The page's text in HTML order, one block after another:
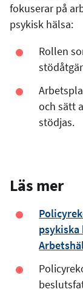
fokuserar på
psykisk hälsa:
Rollen
och sätt
stödjas.
Läs mer